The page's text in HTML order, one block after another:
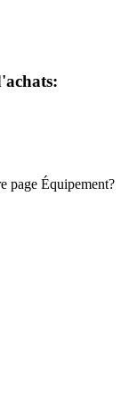
page Équipement?